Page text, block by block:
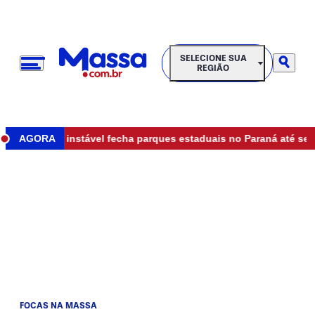
SELECIONE SUA REGIÃO
SELECIONE SUA
REGIÃO
AGORA
Tempo instável fecha parques estaduais no Paraná até segunda
FOCAS NA MASSA